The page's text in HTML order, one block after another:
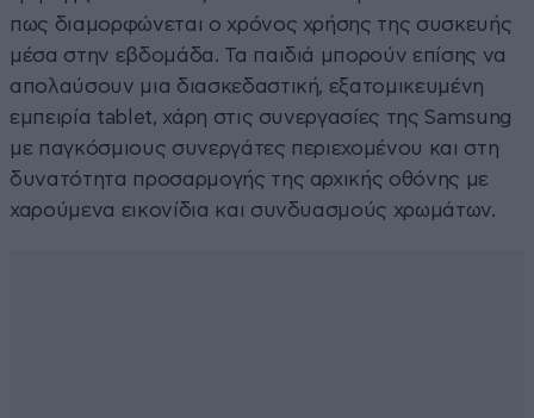
πως διαμορφώνεται ο χρόνος χρήσης της συσκευής
μέσα στην εβδομάδα. Τα παιδιά μπορούν επίσης να
απολαύσουν μια διασκεδαστική, εξατομικευμένη
εμπειρία tablet, χάρη στις συνεργασίες της Samsung
με παγκόσμιους συνεργάτες περιεχομένου και στη
δυνατότητα προσαρμογής της αρχικής οθόνης με
χαρούμενα εικονίδια και συνδυασμούς χρωμάτων.